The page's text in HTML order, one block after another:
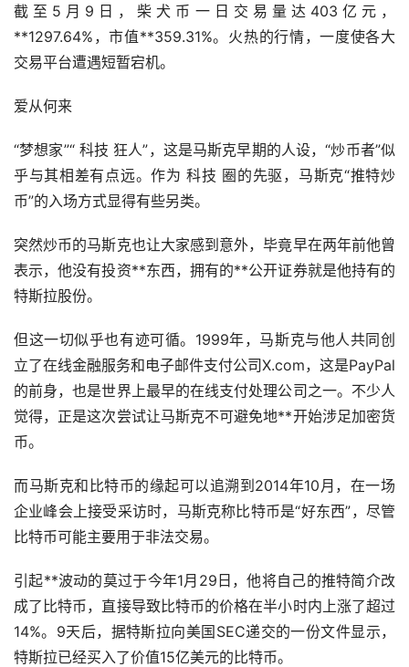
截至5月9日，柴犬币一日交易量达403亿元，
**1297.64%，市值**359.31%。火热的行情，一度使各大
交易平台遭遇短暂宕机。
爱从何来
“梦想家”“ 科技 狂人”，这是马斯克早期的人设，“炒币者”似
乎与其相差有点远。作为 科技 圈的先驱，马斯克“推特炒
币”的入场方式显得有些另类。
突然炒币的马斯克也让大家感到意外，毕竟早在两年前他曾
表示，他没有投资**东西，拥有的**公开证券就是他持有的
特斯拉股份。
但这一切似乎也有迹可循。1999年，马斯克与他人共同创
立了在线金融服务和电子邮件支付公司X.com，这是PayPal
的前身，也是世界上最早的在线支付处理公司之一。不少人
觉得，正是这次尝试让马斯克不可避免地**开始涉足加密货
币。
而马斯克和比特币的缘起可以追溯到2014年10月，在一场
企业峰会上接受采访时，马斯克称比特币是“好东西”，尽管
比特币可能主要用于非法交易。
引起**波动的莫过于今年1月29日，他将自己的推特简介改
成了比特币，直接导致比特币的价格在半小时内上涨了超过
14%。9天后，据特斯拉向美国SEC递交的一份文件显示，
特斯拉已经买入了价值15亿美元的比特币。